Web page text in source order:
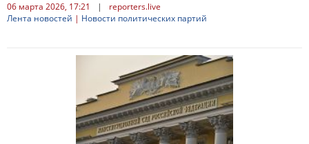
06 марта 2026, 17:21 |
reporters.live
Лента новостей | Новости политических партий